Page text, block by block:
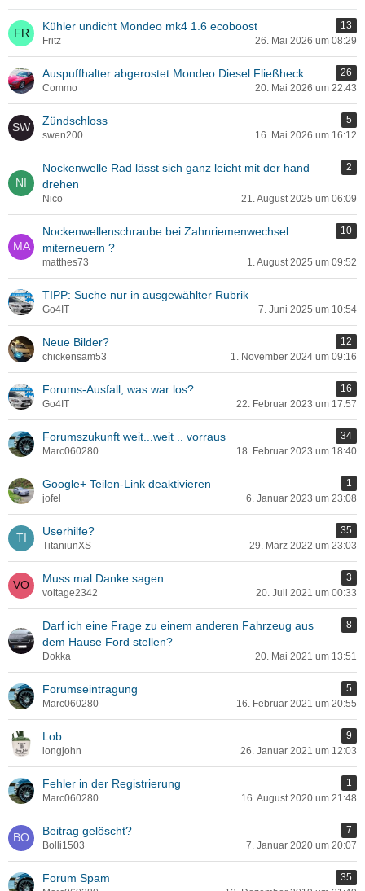
Kühler undicht Mondeo mk4 1.6 ecoboost
13
Fritz
26. Mai 2026 um 08:29
Auspuffhalter abgerostet Mondeo Diesel Fließheck
26
Commo
20. Mai 2026 um 22:43
Zündschloss
5
swen200
16. Mai 2026 um 16:12
Nockenwelle Rad lässt sich ganz leicht mit der hand
drehen
2
Nico 21. August 2025 um 06:09
Nockenwellenschraube bei Zahnriemenwechsel
miterneuern ?
10
matthes73 1. August 2025 um 09:52
TIPP: Suche nur in ausgewählter Rubrik
Go4IT 7. Juni 2025 um 10:54
Neue Bilder?
12
chickensam53
1. November 2024 um 09:16
Forums-Ausfall, was war los?
16
Go4IT
22. Februar 2023 um 17:57
Forumszukunft weit...weit .. vorraus
34
Marc060280
18. Februar 2023 um 18:40
Google+ Teilen-Link deaktivieren
1
jofel
6. Januar 2023 um 23:08
Userhilfe?
35
TitaniunXS
29. März 2022 um 23:03
Muss mal Danke sagen ...
3
voltage2342
20. Juli 2021 um 00:33
Darf ich eine Frage zu einem anderen Fahrzeug aus
dem Hause Ford stellen?
8
Dokka 20. Mai 2021 um 13:51
Forumseintragung
5
Marc060280
16. Februar 2021 um 20:55
Lob
9
longjohn
26. Januar 2021 um 12:03
Fehler in der Registrierung
1
Marc060280
16. August 2020 um 21:48
Beitrag gelöscht?
7
Bolli1503
7. Januar 2020 um 20:07
Forum Spam
35